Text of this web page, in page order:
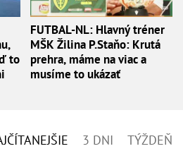
to
FUTBAL-NL: Hlavný tréner
MŠK Žilina P.Staňo: Krutá
prehra, máme na viac a
musíme to ukázať
3 DNI TÝŽDEŇ